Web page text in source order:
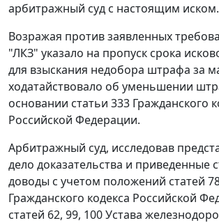
арбитражный суд с настоящим иском.
Возражая против заявленных
"ЛКЗ" указало на пропуск срока
для взыскания недобора штрафа за
ходатайствовало об уменьшении
основании статьи 333 Гражданского
Российской Федерации.
Арбитражный суд, исследовав
дело доказательства и приведенные
доводы с учетом положений статей
Гражданского кодекса Российской
статей 62, 99, 100Устава